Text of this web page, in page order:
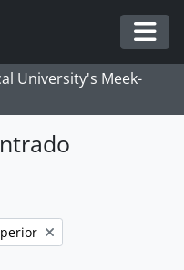
University's Meek-